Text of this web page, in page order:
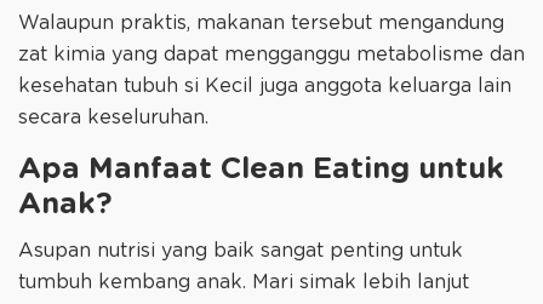
Walaupun praktis, makanan tersebut mengandung
zat kimia yang dapat mengganggu metabolisme dan
kesehatan tubuh si Kecil juga anggota keluarga lain
secara keseluruhan.
Apa Manfaat Clean Eating untuk
Anak?
Asupan nutrisi yang baik sangat penting untuk
tumbuh kembang anak. Mari simak lebih lanjut